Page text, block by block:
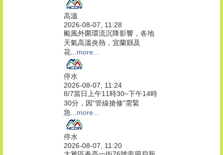
高溫
2026-08-07, 11:28
颱風外圍環流沉降影響，各地
天氣高溫炎熱，宜蘭縣及
花... more...
停水
2026-08-07, 11:24
8/7當日上午11時30~下午14時
30分，因"管線搶修"需緊
急... more...
停水
2026-08-07, 11:20